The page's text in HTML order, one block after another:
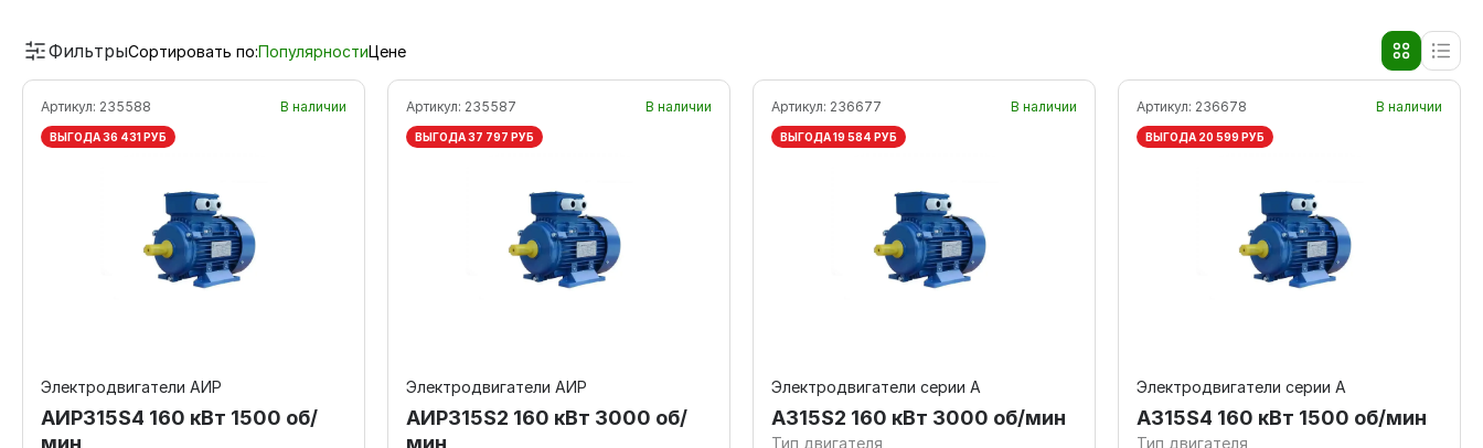
ФильтрыСортировать по:ПопулярностиЦене
Артикул: 235588 В наличии
ВЫГОДА 36 431 РУБ
Электродвигатели АИР
АИР315S4 160 кВт 1500 об/
мин
Артикул: 235587 В наличии
ВЫГОДА 37 797 РУБ
Электродвигатели АИР
АИР315S2 160 кВт 3000 об/
мин
Артикул: 236677 В наличии
ВЫГОДА 19 584 РУБ
Электродвигатели серии А
А315S2 160 кВт 3000 об/мин
Тип двигателя
Артикул: 236678 В наличии
ВЫГОДА 20 599 РУБ
Электродвигатели серии А
А315S4 160 кВт 1500 об/мин
Тип двигателя